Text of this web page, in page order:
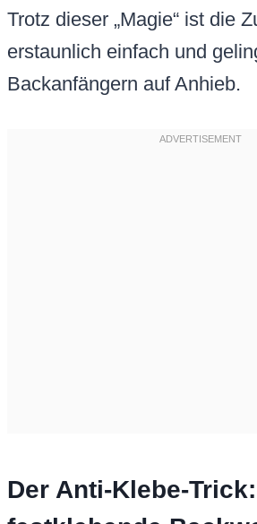
Trotz dieser „Magie“ ist die
erstaunlich einfach und
Backanfängern auf Anhieb.
Der Anti-Klebe-